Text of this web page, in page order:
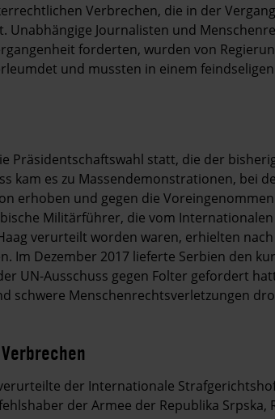
Verbrechen, die in der
Unabhängige Journalisten und
forderten, wurden von
und mussten in einem
Präsidentschaftswahl statt, die der
kam es zu Massendemonstrationen, bei
erhoben und gegen die
Militärführer, die vom
verurteilt worden waren, erhielten
Im Dezember 2017 lieferte Serbien den
UN-Ausschuss gegen Folter gefordert
schwere Menschenrechtsverletzungen
der Internationale
der Armee der Republika Srpska,